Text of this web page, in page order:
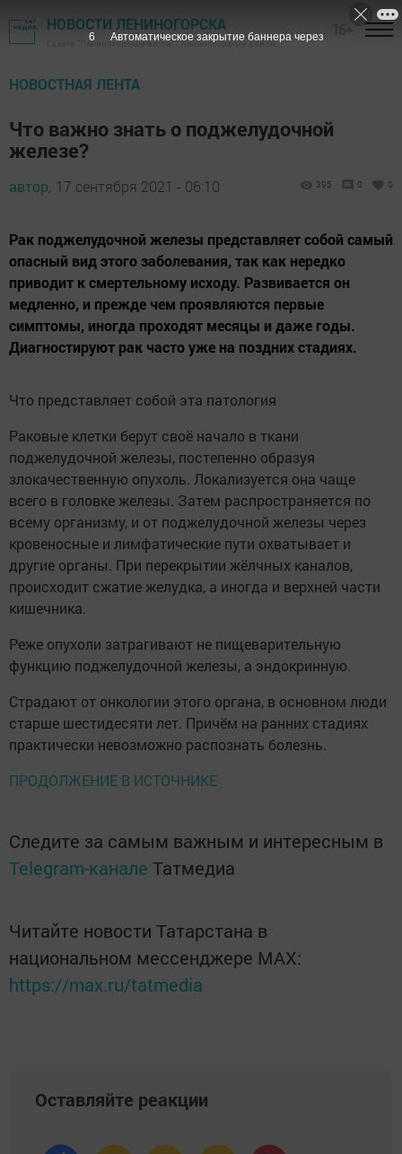
НОВОСТИ ЛЕНИНОГОРСКА
Газета "Лениногорские вести" - Лениногорский район
НОВОСТНАЯ ЛЕНТА
Что важно знать о поджелудочной
железе?
автор, 17 сентября 2021 - 06:10 395 0 0
Рак поджелудочной железы представляет собой самый
опасный вид этого заболевания, так как нередко
приводит к смертельному исходу. Развивается он
медленно, и прежде чем проявляются первые
симптомы, иногда проходят месяцы и даже годы.
Диагностируют рак часто уже на поздних стадиях.
Что представляет собой эта патология
Раковые клетки берут своё начало в ткани
поджелудочной железы, постепенно образуя
злокачественную опухоль. Локализуется она чаще
всего в головке железы. Затем распространяется по
всему организму, и от поджелудочной железы через
кровеносные и лимфатические пути охватывает и
другие органы. При перекрытии жёлчных каналов,
происходит сжатие желудка, а иногда и верхней части
кишечника.
Реже опухоли затрагивают не пищеварительную
функцию поджелудочной железы, а эндокринную.
Страдают от онкологии этого органа, в основном люди
старше шестидесяти лет. Причём на ранних стадиях
практически невозможно распознать болезнь.
ПРОДОЛЖЕНИЕ В ИСТОЧНИКЕ
Следите за самым важным и интересным в
Telegram-канале Татмедиа
Читайте новости Татарстана в
национальном мессенджере MАХ:
https://max.ru/tatmedia
Оставляйте реакции
6 Автоматическое закрытие баннера через